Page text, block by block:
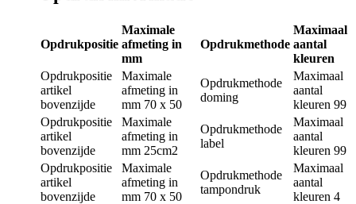
Opdrukpositie
Maximale
afmeting in
mm
Opdrukmethode
Maximaal
aantal
kleuren
Opdrukpositie
artikel
bovenzijde
Maximale
afmeting in
mm 70 x 50
Opdrukmethode
doming
Maximaal
aantal
kleuren 99
Opdrukpositie
artikel
bovenzijde
Maximale
afmeting in
mm 25cm2
Opdrukmethode
label
Maximaal
aantal
kleuren 99
Opdrukpositie
artikel
bovenzijde
Maximale
afmeting in
mm 70 x 50
Opdrukmethode
tampondruk
Maximaal
aantal
kleuren 4